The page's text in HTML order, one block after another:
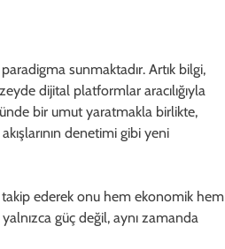
sunmaktadır. Artık bilgi,
dijital platformlar aracılığıyla
bir umut yaratmakla birlikte,
denetimi gibi yeni
ederek onu hem ekonomik hem
güç değil, aynı zamanda